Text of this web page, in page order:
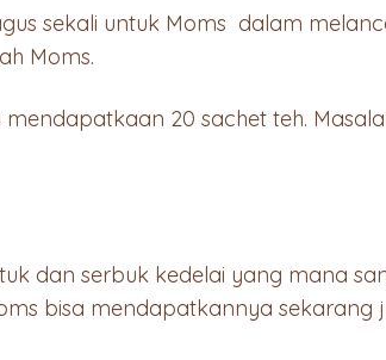
sekali untuk Moms dalam
Moms.
20 sachet teh.
dan serbuk kedelai yang mana
bisa mendapatkannya sekarang